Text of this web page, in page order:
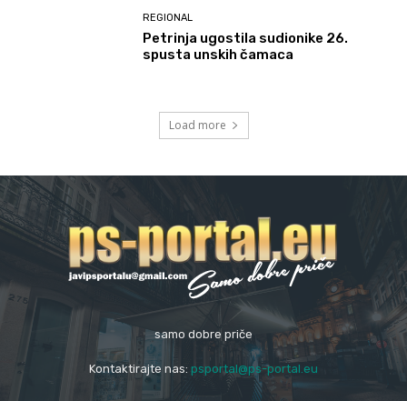
REGIONAL
Petrinja ugostila sudionike 26.
spusta unskih čamaca
Load more
samo dobre priče
Kontaktirajte nas: psportal@ps-portal.eu